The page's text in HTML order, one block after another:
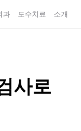
과 도수치료 소개
사로